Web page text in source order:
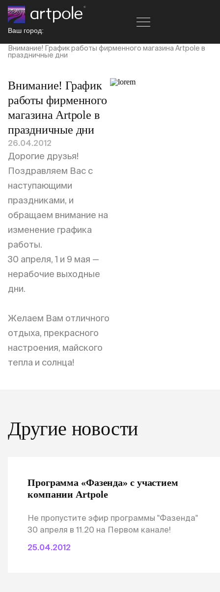
Ваш город:
Внимание! График работы фирменного магазина Artpole в
праздничные дни
Внимание! График
работы фирменного
магазина Artpole в
праздничные дни
26.04.2012
Дорогие друзья!
Поздравляем Вас с
наступающими
праздниками, и
обращаем внимание на
изменение графика
работы.
30 апреля, 1 и 9 мая —
нерабочие выходные
дни.
Желаем Вам отличного
отдыха, прекрасного
настроения, майского
тепла и солнца!
Другие новости
Программа «Фазенда» с участием
компании Artpole
Не пропустите эфир программы "Фазенда"
30 апреля в 11.20 на Первом канале!
25.04.2012